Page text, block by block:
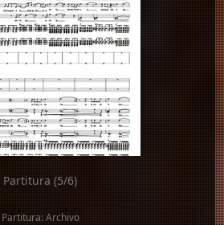
Partitura (5/6)
Partitura: Archivo